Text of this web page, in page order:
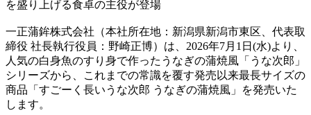
を盛り上げる食卓の主役が登場
一正蒲鉾株式会社（本社所在地：新潟県新潟市東区、代表取
締役 社長執行役員：野崎正博）は、2026年7月1日(水)より、
人気の白身魚のすり身で作ったうなぎの蒲焼風「うな次郎」
シリーズから、これまでの常識を覆す発売以来最長サイズの
商品「すごーく長いうな次郎 うなぎの蒲焼風」を発売いた
します。